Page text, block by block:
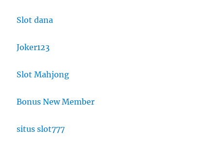
Slot dana
Joker123
Slot Mahjong
Bonus New Member
situs slot777